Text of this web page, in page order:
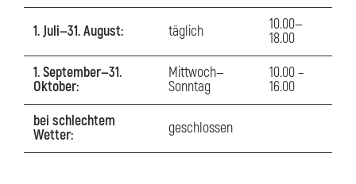
1. Juli—31. August: täglich 10.00—
18.00
1. September—31.
Oktober:
Mittwoch—
Sonntag
10.00 –
16.00
bei schlechtem
Wetter: geschlossen